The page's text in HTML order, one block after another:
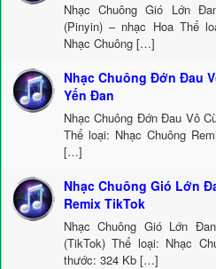
Nhạc Chuông Gió Lớn
(Pinyin) – nhạc Hoa Thể
Nhạc Chuông […]
Nhạc Chuông Đớn Đau
Yến Đan
Nhạc Chuông Đớn Đau Vô
Thể loại: Nhạc Chuông
[…]
Nhạc Chuông Gió Lớn
Remix TikTok
Nhạc Chuông Gió Lớn
(TikTok) Thể loại: Nhạc
thước: 324 Kb […]